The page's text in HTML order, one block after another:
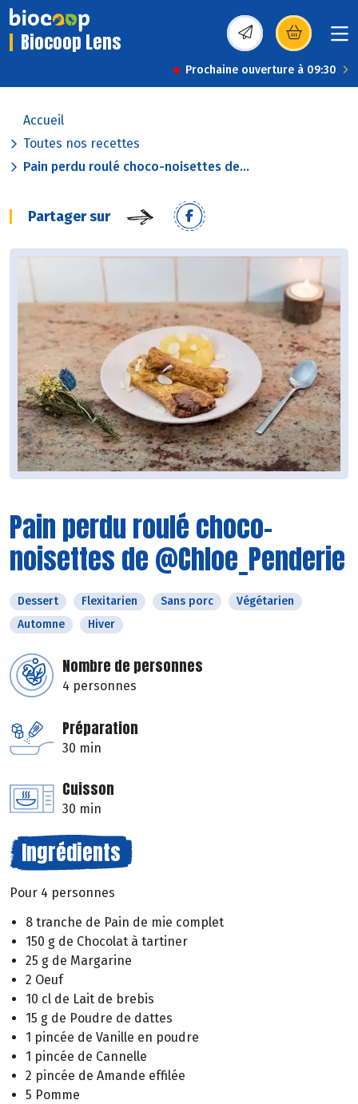
Biocoop Lens (s’ouvre dans une
Prochaine ouverture à 09:30
Accueil
Toutes nos recettes
Pain perdu roulé choco-noisettes de...
Partager sur
Pain perdu roulé choco-
noisettes de @Chloe_Penderie
Dessert Flexitarien Sans porc
Végétarien
Automne
Hiver
Nombre de personnes
4 personnes
Préparation
30 min
Cuisson
30 min
Ingrédients
Pour 4 personnes
8 tranche de Pain de mie complet
150 g de Chocolat à tartiner
25 g de Margarine
2 Oeuf
10 cl de Lait de brebis
15 g de Poudre de dattes
1 pincée de Vanille en poudre
1 pincée de Cannelle
2 pincée de Amande effilée
5 Pomme